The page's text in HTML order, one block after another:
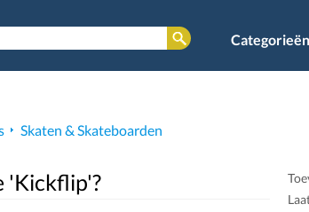
Categorieën
Skaten & Skateboarden
'Kickflip'?